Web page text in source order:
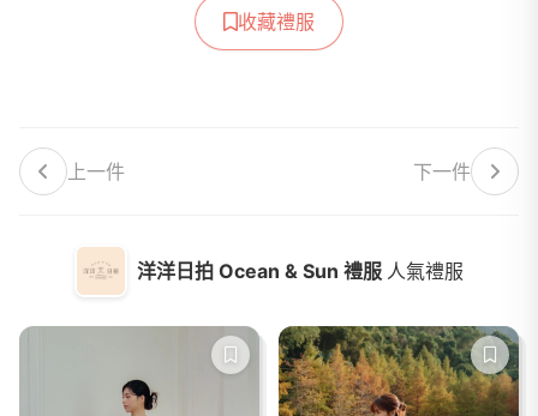
收藏禮服
上一件 下一件
洋洋日拍 Ocean & Sun 禮服 人氣禮服